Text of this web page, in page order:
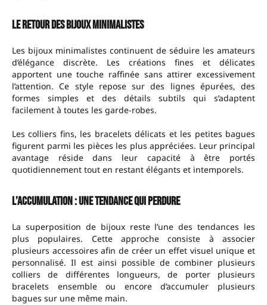
Le retour des bijoux minimalistes
Les bijoux minimalistes continuent de séduire les amateurs
d’élégance discrète. Les créations fines et délicates
apportent une touche raffinée sans attirer excessivement
l’attention. Ce style repose sur des lignes épurées, des
formes simples et des détails subtils qui s’adaptent
facilement à toutes les garde-robes.
Les colliers fins, les bracelets délicats et les petites bagues
figurent parmi les pièces les plus appréciées. Leur principal
avantage réside dans leur capacité à être portés
quotidiennement tout en restant élégants et intemporels.
L’accumulation : une tendance qui perdure
La superposition de bijoux reste l’une des tendances les
plus populaires. Cette approche consiste à associer
plusieurs accessoires afin de créer un effet visuel unique et
personnalisé. Il est ainsi possible de combiner plusieurs
colliers de différentes longueurs, de porter plusieurs
bracelets ensemble ou encore d’accumuler plusieurs
bagues sur une même main.